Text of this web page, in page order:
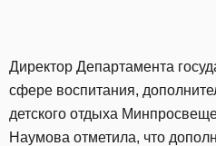
Директор Департамента
сфере воспитания,
детского отдыха
Наумова отметила, что